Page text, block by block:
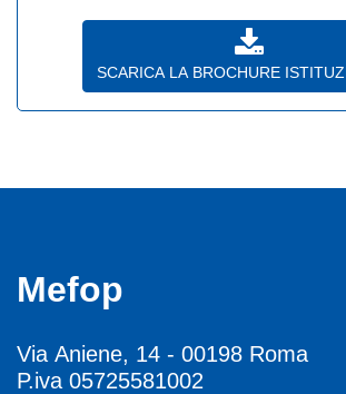
SCARICA LA BROCHURE
Mefop
Via Aniene, 14 - 00198 Roma
P.iva 05725581002